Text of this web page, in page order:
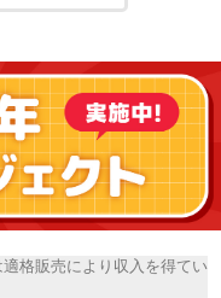
格販売により収入を得てい